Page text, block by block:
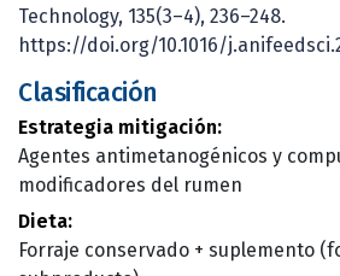
Technology, 135(3–4), 236–248.
https://doi.org/10.1016/
Clasificación
Estrategia mitigación:
Agentes antimetanogénicos y
modificadores del rumen
Dieta:
Forraje conservado + suplemento